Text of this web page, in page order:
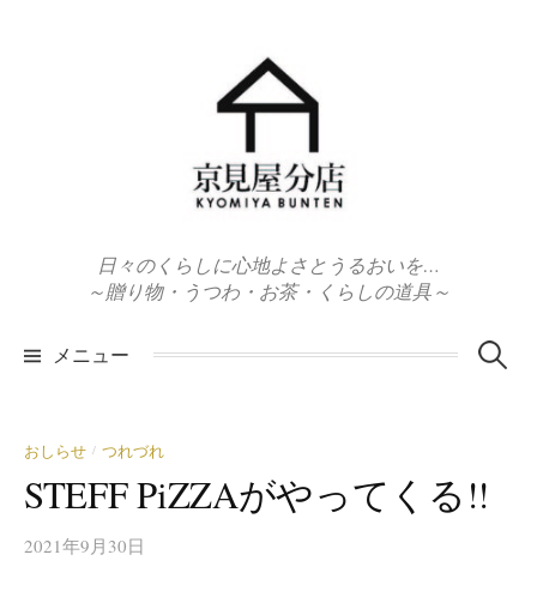
日々のくらしに心地よさとうるおいを…
～贈り物・うつわ・お茶・くらしの道具～
メニュー 検
おしらせ / つれづれ
STEFF PiZZAがやってくる!!
2021年9月30日